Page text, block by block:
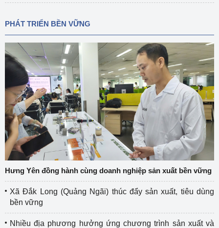
PHÁT TRIỂN BỀN VỮNG
Hưng Yên đồng hành cùng doanh nghiệp sản xuất bền vững
Xã Đắk Long (Quảng Ngãi) thúc đẩy sản xuất, tiêu dùng
bền vững
Nhiều địa phương hưởng ứng chương trình sản xuất và